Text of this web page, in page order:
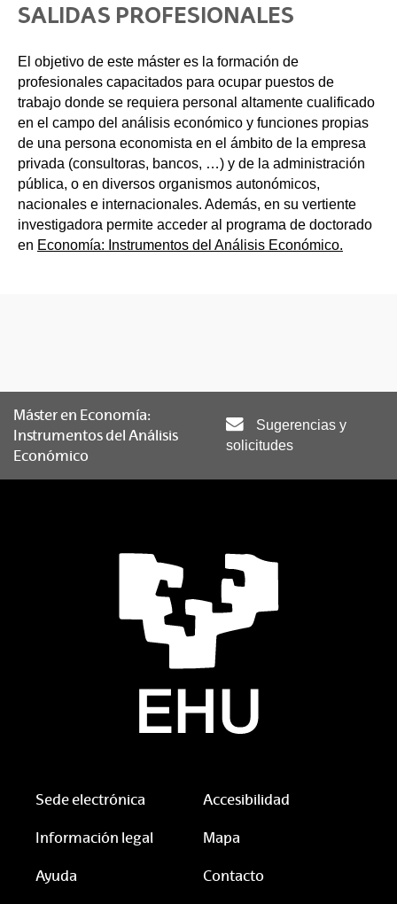
SALIDAS PROFESIONALES
El objetivo de este máster es la formación de
profesionales capacitados para ocupar puestos de
trabajo donde se requiera personal altamente cualificado
en el campo del análisis económico y funciones propias
de una persona economista en el ámbito de la empresa
privada (consultoras, bancos, …) y de la administración
pública, o en diversos organismos autonómicos,
nacionales e internacionales. Además, en su vertiente
investigadora permite acceder al programa de doctorado
en Economía: Instrumentos del Análisis Económico.
Máster en Economía:
Instrumentos del Análisis
Económico
Sugerencias y
solicitudes
Sede electrónica Accesibilidad
Información legal Mapa
Ayuda Contacto